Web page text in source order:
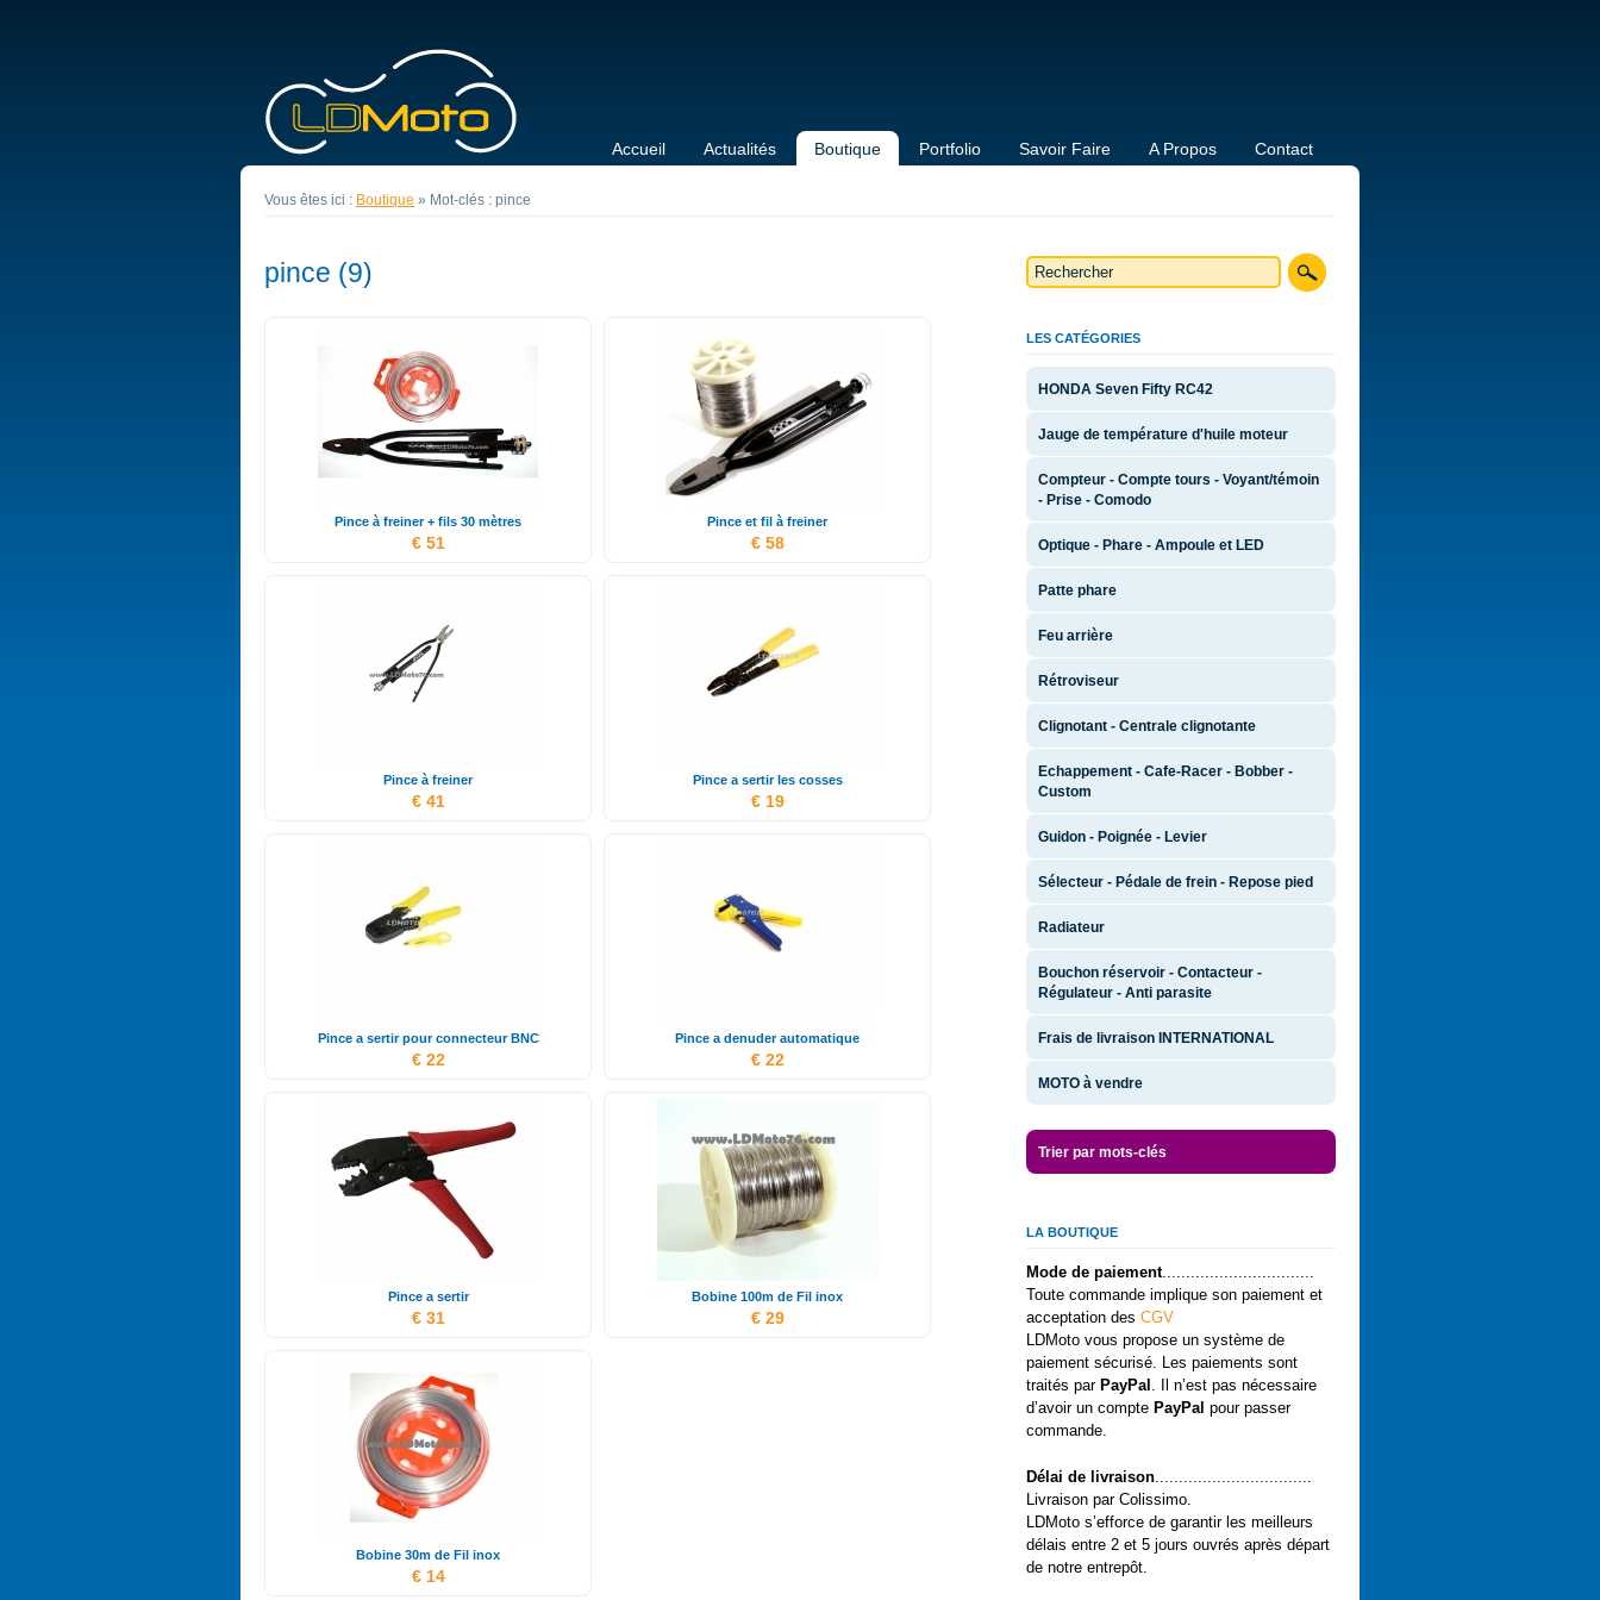
Accueil Actualités Boutique Portfolio Savoir Faire A Propos Contact
Vous êtes ici : Boutique » Mot-clés : pince
pince (9)
Pince à freiner + fils 30 mètres
€ 51
Pince et fil à freiner
€ 58
Pince à freiner
€ 41
Pince a sertir les cosses
€ 19
Pince a sertir pour connecteur BNC
€ 22
Pince a denuder automatique
€ 22
Pince a sertir
€ 31
Bobine 100m de Fil inox
€ 29
Bobine 30m de Fil inox
€ 14
LES CATÉGORIES
HONDA Seven Fifty RC42
Jauge de température d'huile moteur
Compteur - Compte tours - Voyant/témoin
- Prise - Comodo
Optique - Phare - Ampoule et LED
Patte phare
Feu arrière
Rétroviseur
Clignotant - Centrale clignotante
Echappement - Cafe-Racer - Bobber -
Custom
Guidon - Poignée - Levier
Sélecteur - Pédale de frein - Repose pied
Radiateur
Bouchon réservoir - Contacteur -
Régulateur - Anti parasite
Frais de livraison INTERNATIONAL
MOTO à vendre
Trier par mots-clés
LA BOUTIQUE
Mode de paiement................................
Toute commande implique son paiement et
acceptation des CGV
LDMoto vous propose un système de
paiement sécurisé. Les paiements sont
traités par PayPal . Il n’est pas nécessaire
d’avoir un compte PayPal pour passer
commande.
Délai de livraison.................................
Livraison par Colissimo.
LDMoto s’efforce de garantir les meilleurs
délais entre 2 et 5 jours ouvrés après départ
de notre entrepôt.